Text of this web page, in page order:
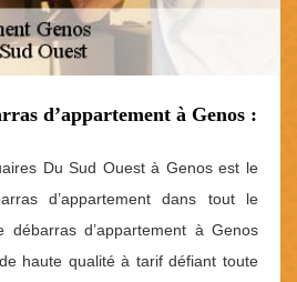
d’appartement à Genos :
Du Sud Ouest à Genos est le
d’appartement dans tout le
débarras d’appartement à Genos
haute qualité à tarif défiant toute